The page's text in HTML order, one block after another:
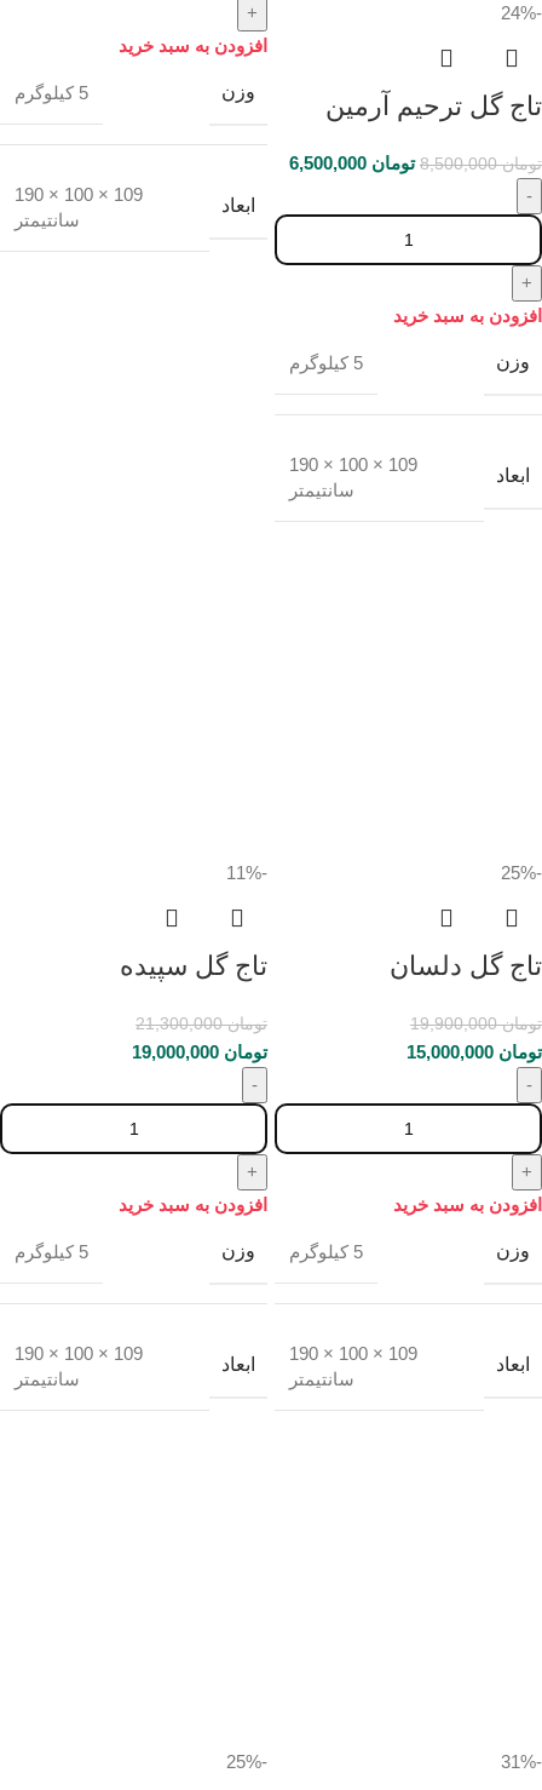
-24%
تاج گل ترحیم آرمین
تومان8,500,000 تومان
افزودن به سبد خرید
وزن 5 کیلوگرم
ابعاد
109 × 100 × 190
سانتیمتر
افزودن به سبد خرید
وزن 5 کیلوگرم
ابعاد
109 × 100 × 190
سانتیمتر
-25%
تاج گل دلسان
تومان19,900,000
تومان
افزودن به سبد خرید
وزن 5 کیلوگرم
ابعاد
109 × 100 × 190
سانتیمتر
-11%
تاج گل سپیده
تومان21,300,000
تومان
افزودن به سبد خرید
وزن 5 کیلوگرم
ابعاد
109 × 100 × 190
سانتیمتر
-31%
-25%